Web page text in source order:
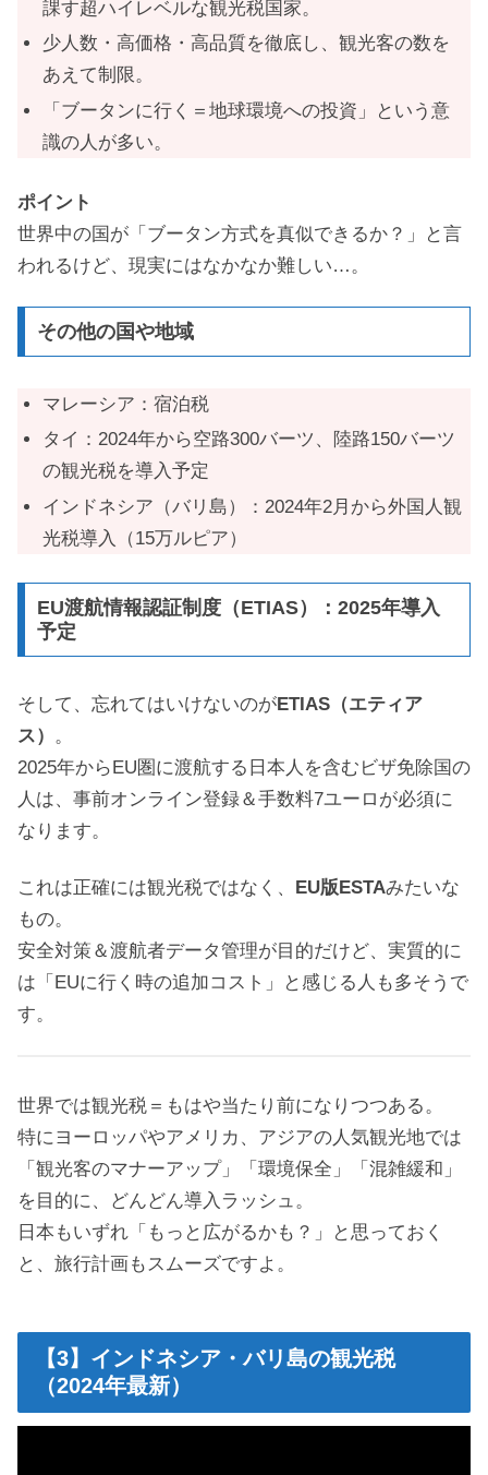
課す超ハイレベルな観光税国家。
少人数・高価格・高品質を徹底し、観光客の数を
あえて制限。
「ブータンに行く＝地球環境への投資」という意
識の人が多い。
ポイント
世界中の国が「ブータン方式を真似できるか？」と言
われるけど、現実にはなかなか難しい…。
その他の国や地域
マレーシア：宿泊税
タイ：2024年から空路300バーツ、陸路150バーツ
の観光税を導入予定
インドネシア（バリ島）：2024年2月から外国人観
光税導入（15万ルピア）
EU渡航情報認証制度（ETIAS）：2025年導入
予定
そして、忘れてはいけないのがETIAS（エティア
ス）
。
2025年からEU圏に渡航する日本人を含むビザ免除国の
人は、事前オンライン登録＆手数料7ユーロが必須に
なります。
これは正確には観光税ではなく、 EU版ESTAみたいな
もの。
安全対策＆渡航者データ管理が目的だけど、実質的に
は「EUに行く時の追加コスト」と感じる人も多そうで
す。
世界では観光税＝もはや当たり前になりつつある。
特にヨーロッパやアメリカ、アジアの人気観光地では
「観光客のマナーアップ」「環境保全」「混雑緩和」
を目的に、どんどん導入ラッシュ。
日本もいずれ「もっと広がるかも？」と思っておく
と、旅行計画もスムーズですよ。
【3】インドネシア・バリ島の観光税
（2024年最新）